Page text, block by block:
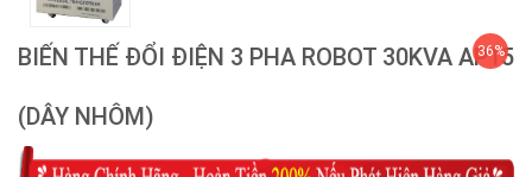
BIẾN THẾ ĐỔI ĐIỆN 3 PHA ROBOT 30KVA AP15
(DÂY NHÔM)
36%